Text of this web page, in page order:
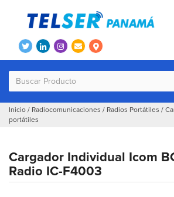
Inicio / Radiocomunicaciones / Radios Portátiles /
portátiles
Cargador Individual Icom
Radio IC-F4003